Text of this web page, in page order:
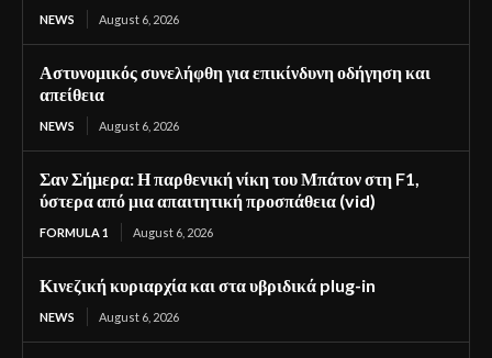
NEWS August 6, 2026
Αστυνομικός συνελήφθη για επικίνδυνη οδήγηση και
απείθεια
NEWS August 6, 2026
Σαν Σήμερα: Η παρθενική νίκη του Μπάτον στη F1,
ύστερα από μια απαιτητική προσπάθεια (vid)
FORMULA 1 August 6, 2026
Κινεζική κυριαρχία και στα υβριδικά plug-in
NEWS August 6, 2026